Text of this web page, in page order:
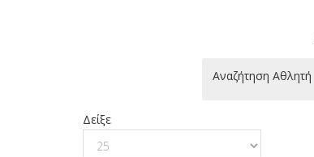
Αναζήτηση Αθλητή
Δείξε